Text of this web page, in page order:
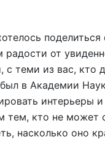
от
с теми из вас, кто
в Академии
интерьеры и
тем, кто не может
насколько оно